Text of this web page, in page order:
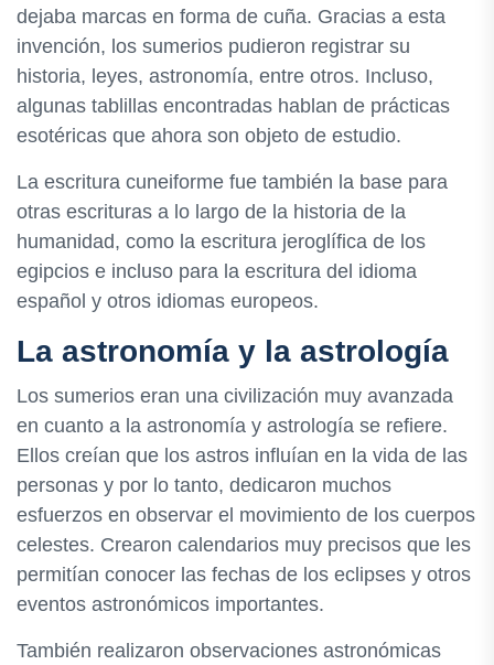
dejaba marcas en forma de cuña. Gracias a esta
invención, los sumerios pudieron registrar su
historia, leyes, astronomía, entre otros. Incluso,
algunas tablillas encontradas hablan de prácticas
esotéricas que ahora son objeto de estudio.
La escritura cuneiforme fue también la base para
otras escrituras a lo largo de la historia de la
humanidad, como la escritura jeroglífica de los
egipcios e incluso para la escritura del idioma
español y otros idiomas europeos.
La astronomía y la astrología
Los sumerios eran una civilización muy avanzada
en cuanto a la astronomía y astrología se refiere.
Ellos creían que los astros influían en la vida de las
personas y por lo tanto, dedicaron muchos
esfuerzos en observar el movimiento de los cuerpos
celestes. Crearon calendarios muy precisos que les
permitían conocer las fechas de los eclipses y otros
eventos astronómicos importantes.
También realizaron observaciones astronómicas